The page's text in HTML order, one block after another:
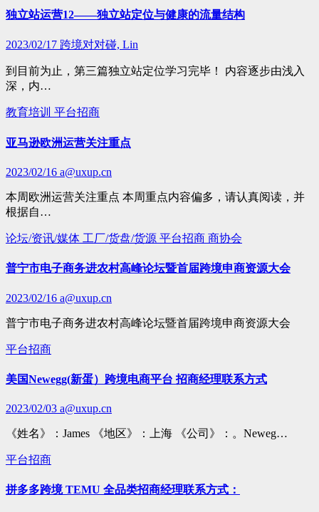
独立站运营12——独立站定位与健康的流量结构
2023/02/17 跨境对对碰, Lin
到目前为止，第三篇独立站定位学习完毕！ 内容逐步由浅入
深，内…
教育培训 平台招商
亚马逊欧洲运营关注重点
2023/02/16 a@uxup.cn
本周欧洲运营关注重点 本周重点内容偏多，请认真阅读，并
根据自…
论坛/资讯/媒体 工厂/货盘/货源 平台招商 商协会
普宁市电子商务进农村高峰论坛暨首届跨境申商资源大会
2023/02/16 a@uxup.cn
普宁市电子商务进农村高峰论坛暨首届跨境申商资源大会
平台招商
美国Newegg(新蛋）跨境电商平台 招商经理联系方式
2023/02/03 a@uxup.cn
《姓名》：James 《地区》：上海 《公司》：。Neweg…
平台招商
拼多多跨境 TEMU 全品类招商经理联系方式：